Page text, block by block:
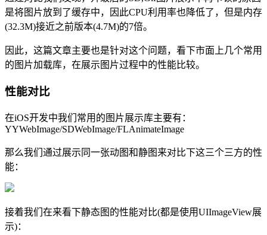
是将图片放到了缓存中，因此CPU利用率也降低了，但是内存
(32.3M)接近之前版本(4.7M)的7倍。
因此，这篇文章主要也是针对这个问题，看下市面上几个常用
的图片加载库，在展示图片过程中的性能比较。
性能对比
在iOS开发中我们常用的图片展示库主要有：
YYWebImage/SDWebImage/FLAnimateImage
那么我们通过展示同一张动图和静图来对比下这三个三方的性
能：
接着我们在来看下静态图的性能对比(都是使用UIImageView展
示)：